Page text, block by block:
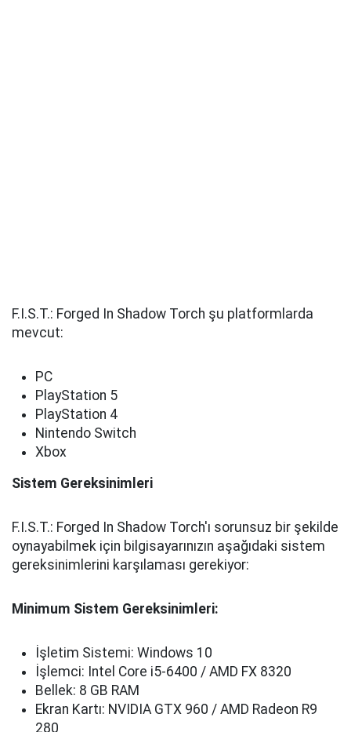
F.I.S.T.: Forged In Shadow Torch şu platformlarda
mevcut:
PC
PlayStation 5
PlayStation 4
Nintendo Switch
Xbox
Sistem Gereksinimleri
F.I.S.T.: Forged In Shadow Torch'ı sorunsuz bir şekilde
oynayabilmek için bilgisayarınızın aşağıdaki sistem
gereksinimlerini karşılaması gerekiyor:
Minimum Sistem Gereksinimleri:
İşletim Sistemi: Windows 10
İşlemci: Intel Core i5-6400 / AMD FX 8320
Bellek: 8 GB RAM
Ekran Kartı: NVIDIA GTX 960 / AMD Radeon R9
280